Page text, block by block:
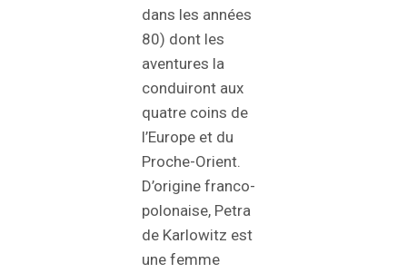
dans les années
80) dont les
aventures la
conduiront aux
quatre coins de
l’Europe et du
Proche-Orient.
D’origine franco-
polonaise, Petra
de Karlowitz est
une femme